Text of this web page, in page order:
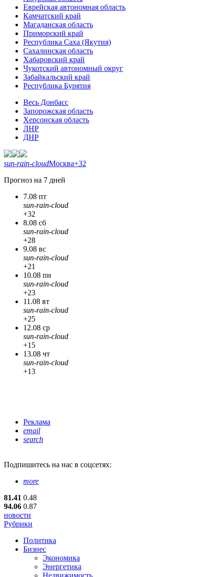
Еврейская автономная область
Камчатский край
Магаданская область
Приморский край
Республика Саха (Якутия)
Сахалинская область
Хабаровский край
Чукотский автономный округ
Забайкальский край
Республика Бурятия
Весь Донбасс
Запорожская область
Херсонская область
ЛНР
ДНР
sun-rain-cloudМосква+32
Прогноз на 7 дней
7.08 пт
sun-rain-cloud
+32
8.08 сб
sun-rain-cloud
+28
9.08 вс
sun-rain-cloud
+21
10.08 пн
sun-rain-cloud
+23
11.08 вт
sun-rain-cloud
+25
12.08 ср
sun-rain-cloud
+15
13.08 чт
sun-rain-cloud
+13
Реклама
email
search
Подпишитесь на нас в соцсетях:
more
81.41 0.48
94.06 0.87
новости
Рубрики
Политика
Бизнес
Экономика
Энергетика
Недвижимость